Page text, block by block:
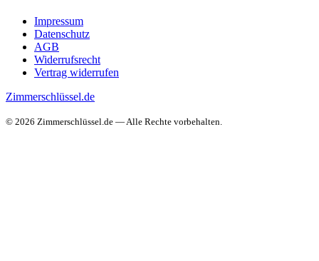
Impressum
Datenschutz
AGB
Widerrufsrecht
Vertrag widerrufen
Zimmerschlüssel.de
© 2026 Zimmerschlüssel.de — Alle Rechte vorbehalten.